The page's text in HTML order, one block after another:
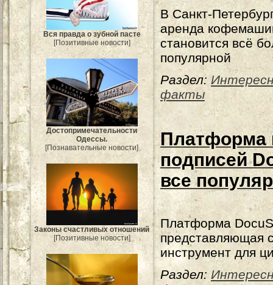
Вся правда о зубной пасте
[Позитивные новости]
Достопримечательности
Одессы.
[Познавательные новости]
Законы счастливых отношений
[Позитивные новости]
В Санкт-
аренда
становится всё
популярной
Раздел:
факты
подписей
все
Платформа
представляющая
инструмент для
Раздел: